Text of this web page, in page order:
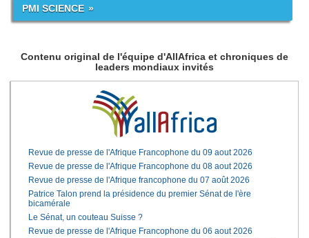
PMI SCIENCE
Contenu original de l'équipe d'AllAfrica et chroniques de
leaders mondiaux invités
Revue de presse de l'Afrique Francophone du 09 aout 2026
Revue de presse de l'Afrique Francophone du 08 aout 2026
Revue de presse de l'Afrique francophone du 07 août 2026
Patrice Talon prend la présidence du premier Sénat de l'ère
bicamérale
Le Sénat, un couteau Suisse ?
Revue de presse de l'Afrique Francophone du 06 aout 2026